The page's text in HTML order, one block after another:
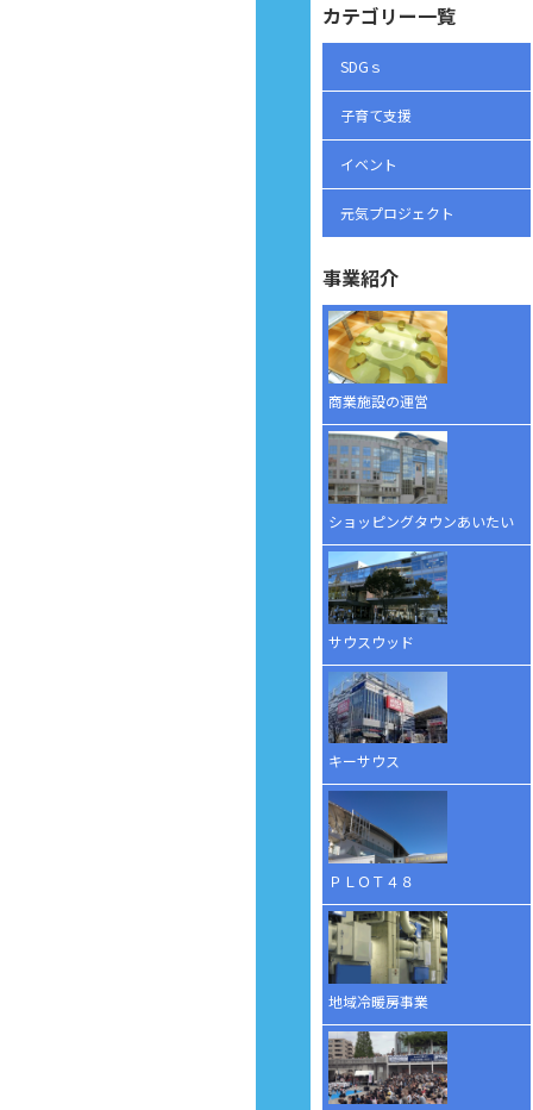
カテゴリー一覧
SDGｓ
子育て支援
イベント
元気プロジェクト
事業紹介
商業施設の運営
ショッピングタウンあいたい
サウスウッド
キーサウス
ＰＬＯＴ４８
地域冷暖房事業